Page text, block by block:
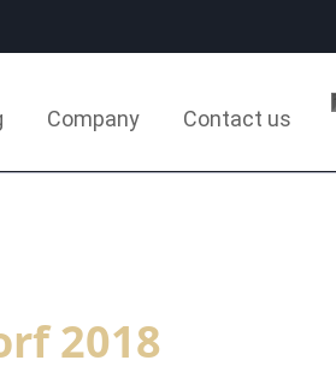
Company Contact us
2018